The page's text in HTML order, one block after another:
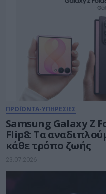
ΠΡΟΪΟΝΤΑ-ΥΠΗΡΕΣΙΕΣ
Samsung Galaxy Z
Flip8: Τα
κάθε τρόπο ζωής
23.07.2026